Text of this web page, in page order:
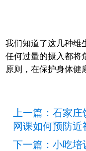
我们知道了这几种维
任何过量的摄入都将
原则，在保护身体健
上一篇：石家
网课如何预防近
下一篇：小吃培